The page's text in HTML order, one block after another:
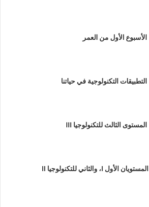
الأسبوع الأول من العمر
التطبيقات التكنولوجية في حياتنا
المستوى الثالث للتكنولوجيا III
المستويان الأول I، والثاني للتكنولوجيا II